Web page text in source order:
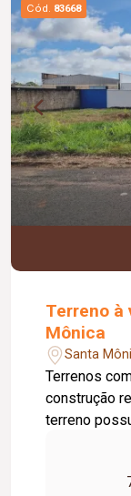
Cód. 83668
Terreno à
Mônica
Santa
Terrenos
construção
terreno
Opção de
total dos 02